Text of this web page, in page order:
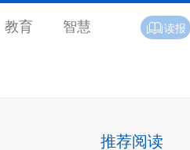
教育 智慧 读报
推荐阅读